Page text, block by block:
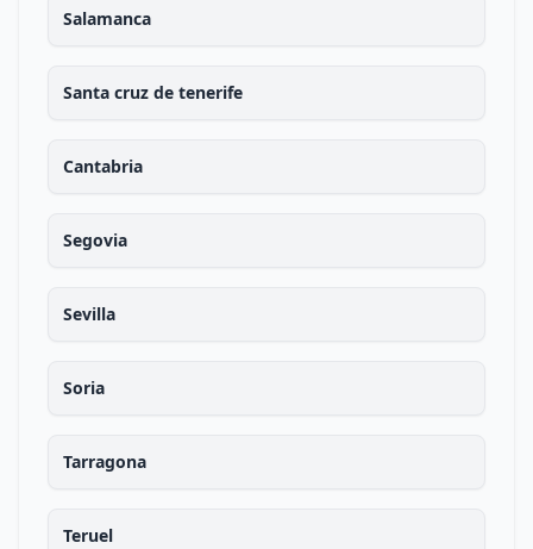
Salamanca
Santa cruz de tenerife
Cantabria
Segovia
Sevilla
Soria
Tarragona
Teruel